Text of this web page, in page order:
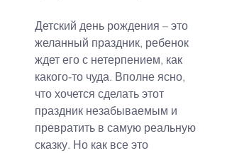
Детский день рождения – это
желанный праздник, ребенок
ждет его с нетерпением, как
какого-то чуда. Вполне ясно,
что хочется сделать этот
праздник незабываемым и
превратить в самую реальную
сказку. Но как все это